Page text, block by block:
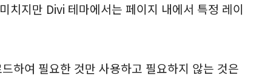
치지만 Divi 테마에서는 페이지 내에서 특정 레이
하여 필요한 것만 사용하고 필요하지 않는 것은